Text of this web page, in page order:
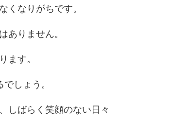
くなりがちです。
ありません。
ます。
しょう。
しばらく笑顔のない日々